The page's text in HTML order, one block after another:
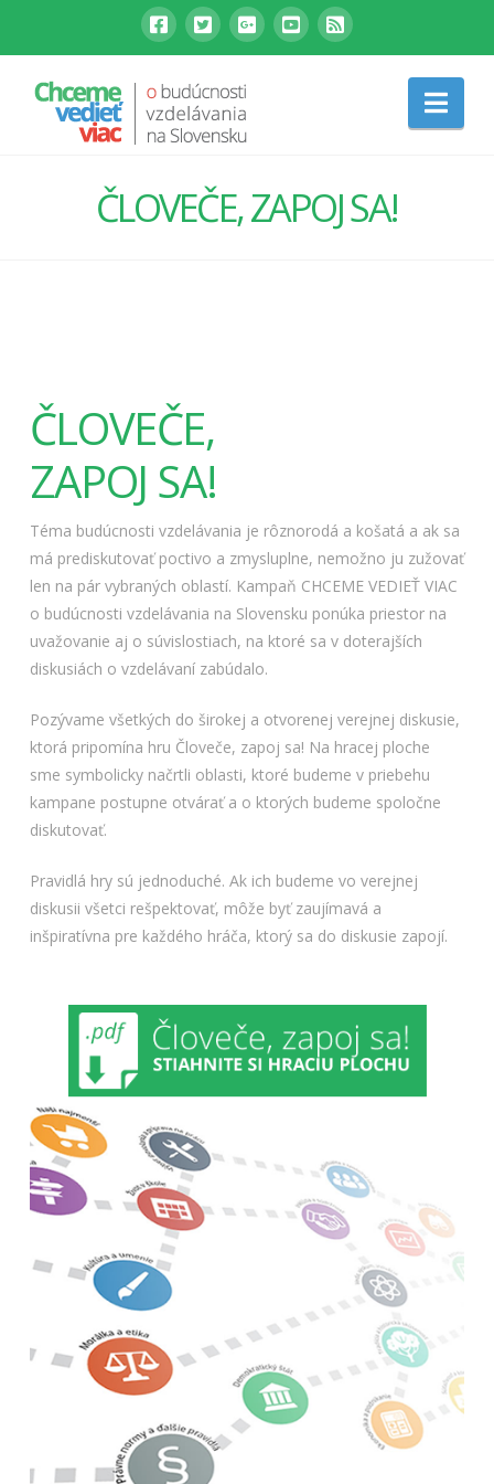
ČLOVEČE, ZAPOJ SA!
ČLOVEČE,
ZAPOJ SA!
Téma budúcnosti vzdelávania je rôznorodá a košatá a ak sa
má prediskutovať poctivo a zmysluplne, nemožno ju zužovať
len na pár vybraných oblastí. Kampaň CHCEME VEDIEŤ VIAC
o budúcnosti vzdelávania na Slovensku ponúka priestor na
uvažovanie aj o súvislostiach, na ktoré sa v doterajších
diskusiách o vzdelávaní zabúdalo.
Pozývame všetkých do širokej a otvorenej verejnej diskusie,
ktorá pripomína hru Človeče, zapoj sa! Na hracej ploche
sme symbolicky načrtli oblasti, ktoré budeme v priebehu
kampane postupne otvárať a o ktorých budeme spoločne
diskutovať.
Pravidlá hry sú jednoduché. Ak ich budeme vo verejnej
diskusii všetci rešpektovať, môže byť zaujímavá a
inšpiratívna pre každého hráča, ktorý sa do diskusie zapojí.